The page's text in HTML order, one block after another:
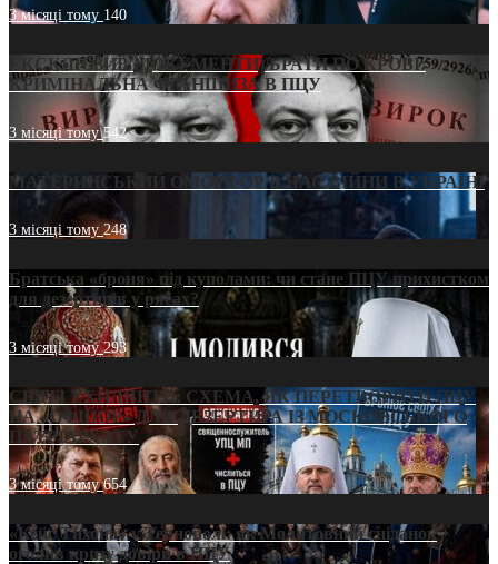
3 місяці тому 140
ЕКСКЛЮЗИВ (ДОКУМЕНТИ)/БРАТИ ПО КРОВІ:
КРИМІНАЛЬНА ФРАНШИЗА В ПЦУ
3 місяці тому542
МАТЕРИНСЬКИЙ ОМОРФОР В ЧАС ВІЙНИ В УКРАЇНІ
3 місяці тому248
Братська «броня» під куполами: чи стане ПЦУ прихистком
для дезертирів у рясах?
3 місяці тому293
СВЯТІ УХИЛЯНТИ: СХЕМА, ЯК ПЕРЕТВОРИТИ ПЦУ
НА «ОФШОР» ДЛЯ ДЕЗЕРТИРА ІЗ МОСКОВСЬКОГО
ПАТРІАРХАТУ
3 місяці тому654
«Кейс Тихона» у Тернополі: як Молитовний сніданок
оголив кризу довіри в ПЦУ